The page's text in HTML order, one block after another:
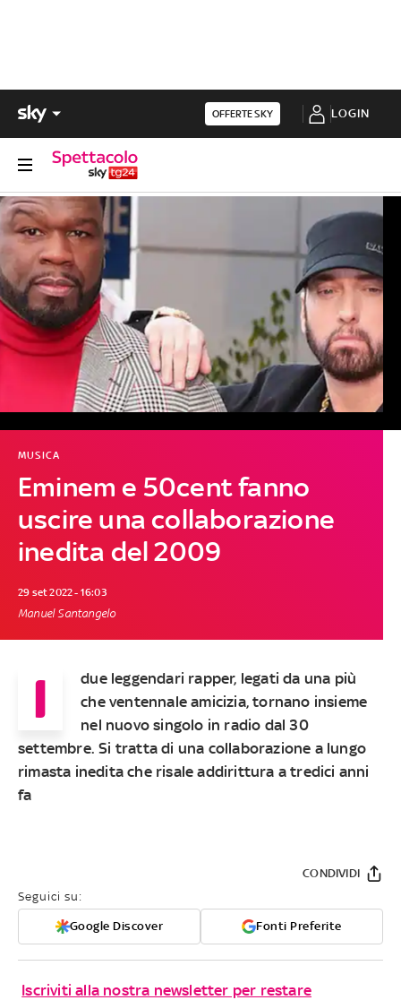
OFFERTE SKY LOGIN
Eminem e 50cent fanno
uscire una collaborazione
inedita del 2009
MUSICA
29 set 2022 - 16:03
Manuel Santangelo
I
due leggendari rapper, legati da una più
che ventennale amicizia, tornano insieme
nel nuovo singolo in radio dal 30
settembre. Si tratta di una collaborazione a lungo
rimasta inedita che risale addirittura a tredici anni
fa
Seguici su:
Google Discover Fonti Preferite
CONDIVIDI
Iscriviti alla nostra newsletter per restare